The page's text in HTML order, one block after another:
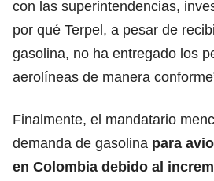
con las superintendencias,
por qué Terpel, a pesar de
gasolina, no ha entregado los
aerolíneas de manera
Finalmente, el mandatario
demanda de gasolina para
en Colombia debido al